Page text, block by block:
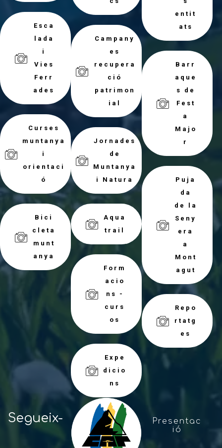
Esca
lada
i
Vies
Ferr
ades
Curses
muntanya
i
orientaci
ó
Bici
cleta
munt
anya
Campany
es
recupera
ció
patrimon
ial
Jornades
de
Muntanya
i Natura
Aqua
trail
Form
acio
ns -
curs
os
Expe
dicio
ns
entit
ats
Barr
aque
s de
Fest
a
Majo
r
Puja
da
de la
Seny
era
a
Mont
agut
Repo
rtatg
es
Segueix-
Presentac
ió